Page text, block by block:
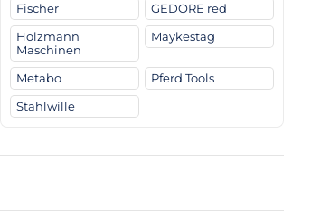
Fischer
GEDORE red
Holzmann
Maschinen
Maykestag
Metabo
Pferd Tools
Stahlwille